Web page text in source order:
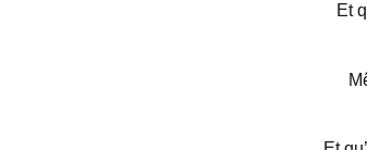
Et